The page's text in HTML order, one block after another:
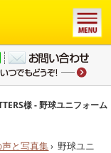
様 - 野球ユニフォーム
と写真集› 野球ユニ